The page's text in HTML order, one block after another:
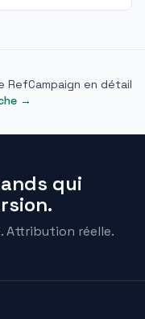
RefCampaign en détail
→
qui
Attribution réelle.